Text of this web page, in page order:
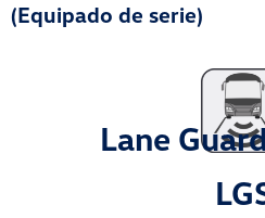
(Equipado de serie)
Lane